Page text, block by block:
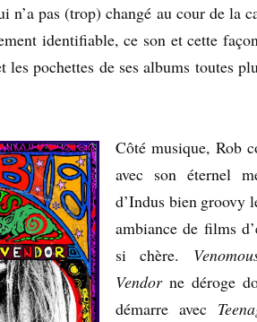
n’a pas (trop) changé au cour de la
identifiable, ce son et cette
les pochettes de ses albums toutes
Côté musique, Rob
avec son éternel
d’Indus bien groovy
ambiance de films
si chère.
Vendorne déroge
démarre avec